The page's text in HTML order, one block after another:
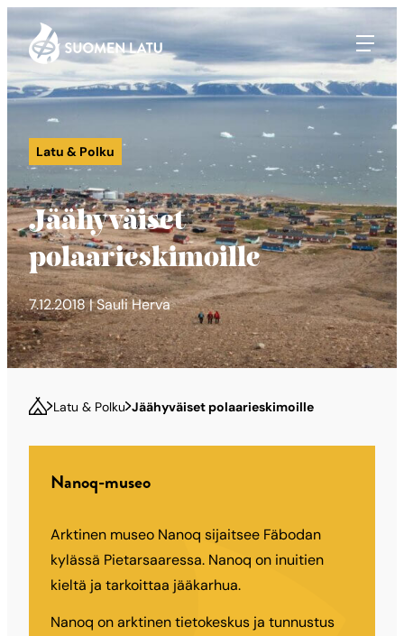
Siirry
suoraan
sisältöön
Suomen Latu
Latu & Polku
Jäähyväiset
polaarieskimoille
7.12.2018 | Sauli Herva
Latu & Polku Jäähyväiset polaarieskimoille
Nanoq-museo
Arktinen museo Nanoq sijaitsee Fäbodan
kylässä Pietarsaaressa. Nanoq on inuitien
kieltä ja tarkoittaa jääkarhua.
Nanoq on arktinen tietokeskus ja tunnustus